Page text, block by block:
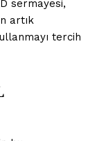
sermayesi,
artık
tercih